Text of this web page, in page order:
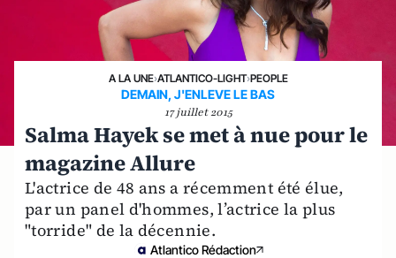
A LA UNE›ATLANTICO-LIGHT›PEOPLE
DEMAIN, J'ENLEVE LE BAS
17 juillet 2015
Salma Hayek se met à nue pour le
magazine Allure
L'actrice de 48 ans a récemment été élue,
par un panel d'hommes, l’actrice la plus
"torride" de la décennie.
Atlantico Rédaction